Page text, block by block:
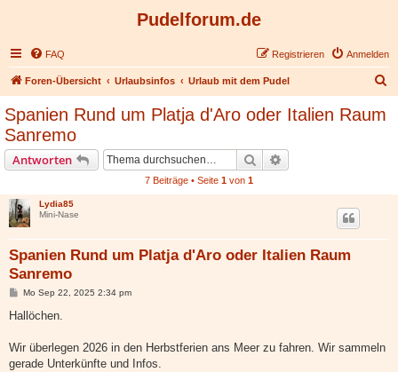
Pudelforum.de
FAQ Anmelden
Registrieren
Foren-Übersicht Urlaubsinfos Urlaub mit dem Pudel
Spanien Rund um Platja d'Aro oder Italien Raum
Sanremo
Antworten Suche
7 Beiträge • Seite 1 von 1
Lydia85
Mini-Nase
Spanien Rund um Platja d'Aro oder Italien Raum
Sanremo
B
i
a
Mo Sep 22, 2025 2:34 pm
Hallöchen.
Wir überlegen 2026 in den Herbstferien ans Meer zu fahren. Wir sammeln
gerade Unterkünfte und Infos.